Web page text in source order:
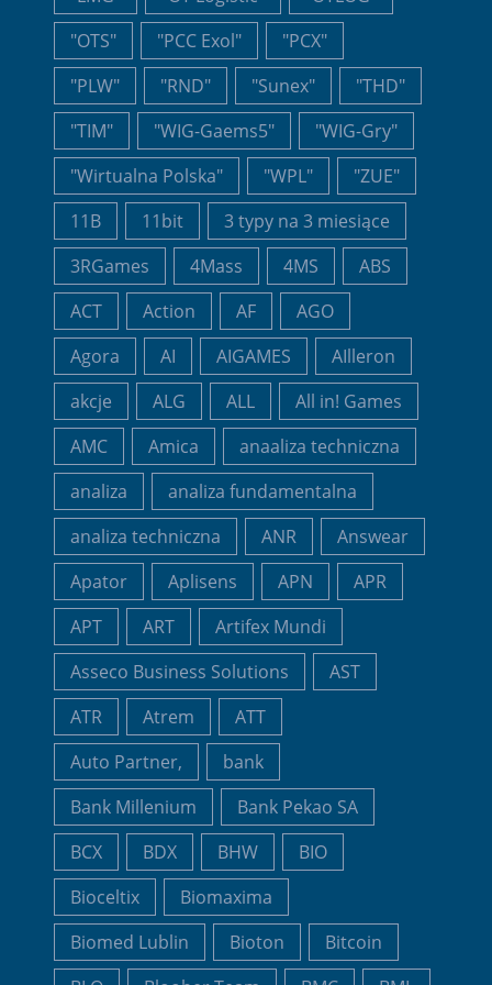
"OTS"
"PCC Exol"
"PCX"
"PLW"
"RND" "Sunex"
"THD"
"TIM"
"WIG-Gaems5"
"WIG-Gry"
"Wirtualna Polska"
"WPL"
"ZUE"
11B
11bit
3 typy na 3 miesiące
3RGames
4Mass 4MS
ABS
ACT
Action AF
AGO
Agora
AI AIGAMES
AIlleron
akcje
ALG ALL
All in! Games
AMC
Amica
anaaliza techniczna
analiza
analiza fundamentalna
analiza techniczna
ANR
Answear
Apator
Aplisens APN
APR
APT
ART
Artifex Mundi
Asseco Business Solutions
AST
ATR
Atrem
ATT
Auto Partner,
bank
Bank Millenium
Bank Pekao SA
BCX
BDX BHW
BIO
Bioceltix
Biomaxima
Biomed Lublin
Bioton
Bitcoin